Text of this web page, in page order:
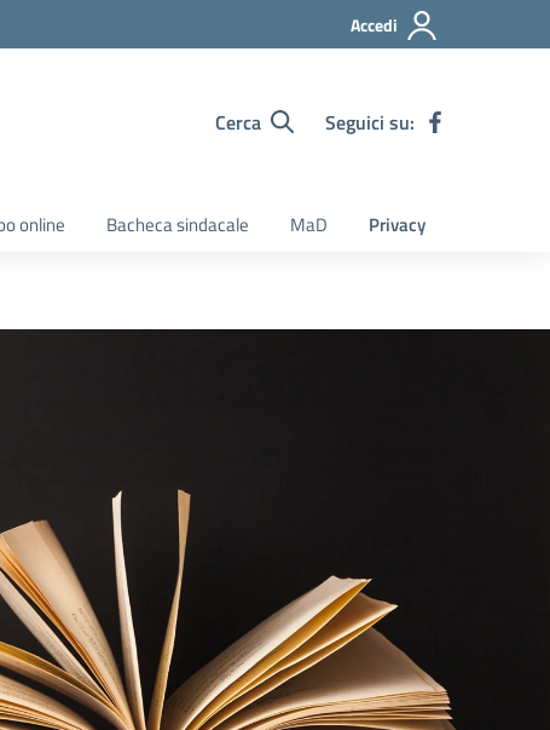
Accedi
Cerca Seguici su:
online Bacheca sindacale MaD Privacy